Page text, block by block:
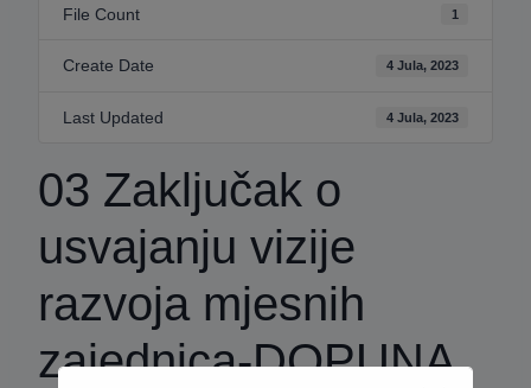
File Count 1
Create Date 4 Jula, 2023
Last Updated 4 Jula, 2023
03 Zaključak o
usvajanju vizije
razvoja mjesnih
zajednica-DOPUNA